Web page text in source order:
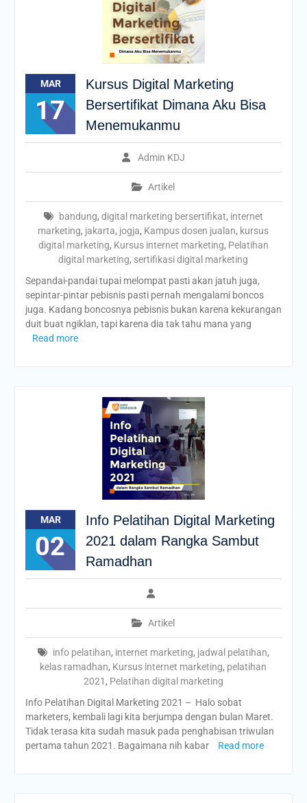
MAR
17
Kursus Digital Marketing
Bersertifikat Dimana Aku Bisa
Menemukanmu
Admin KDJ
Artikel
bandung, digital marketing bersertifikat, internet
marketing, jakarta, jogja, Kampus dosen jualan, kursus
digital marketing, Kursus internet marketing, Pelatihan
digital marketing, sertifikasi digital marketing
Sepandai-pandai tupai melompat pasti akan jatuh juga,
sepintar-pintar pebisnis pasti pernah mengalami boncos
juga. Kadang boncosnya pebisnis bukan karena kekurangan
duit buat ngiklan, tapi karena dia tak tahu mana yang
Read more
MAR
02
Info Pelatihan Digital Marketing
2021 dalam Rangka Sambut
Ramadhan
Artikel
info pelatihan, internet marketing, jadwal pelatihan,
kelas ramadhan, Kursus internet marketing, pelatihan
2021 , Pelatihan digital marketing
Info Pelatihan Digital Marketing 2021 – Halo sobat
marketers, kembali lagi kita berjumpa dengan bulan Maret.
Tidak terasa kita sudah masuk pada penghabisan triwulan
pertama tahun 2021. Bagaimana nih kabar
Read more